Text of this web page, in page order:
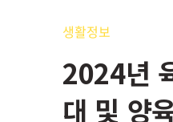
생활정보
2024년
대 및 양